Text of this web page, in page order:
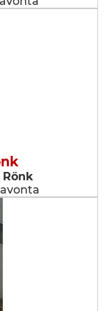
Rönk